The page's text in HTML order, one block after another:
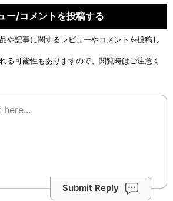
ー/コメントを投稿する
や記事に関するレビューやコメントを投稿し
る可能性もありますので、閲覧時はご注意く
Submit Reply